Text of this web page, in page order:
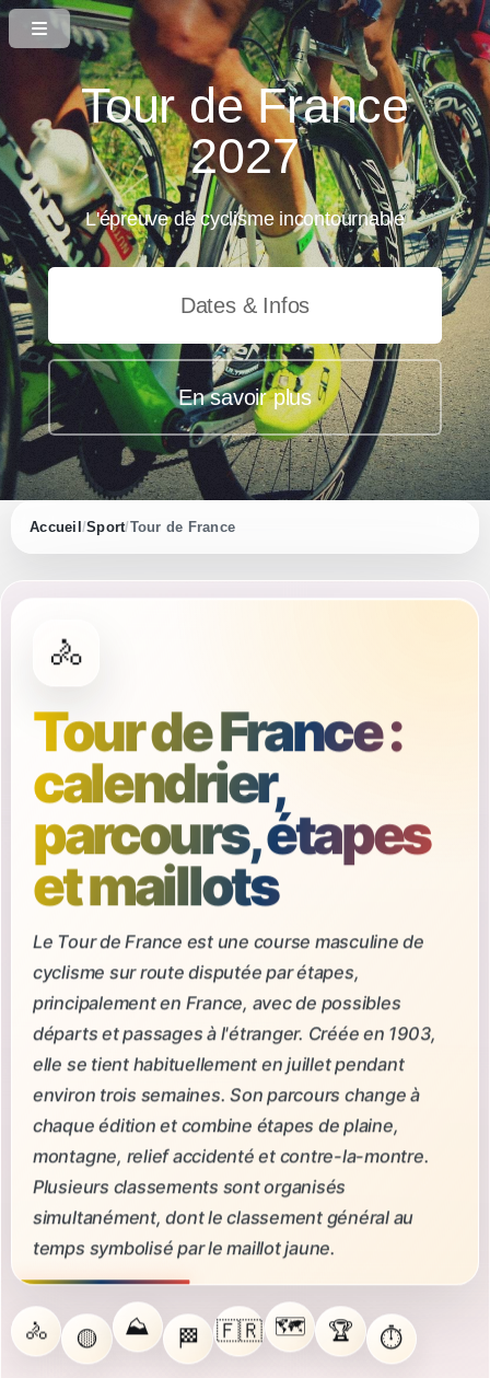
Tour de France
2027
L'épreuve de cyclisme incontournable
Dates & Infos
En savoir plus
Accueil Sport Tour de France
🚴
Tour de France :
calendrier,
parcours, étapes
et maillots
Le Tour de France est une course masculine de
cyclisme sur route disputée par étapes,
principalement en France, avec de possibles
départs et passages à l'étranger. Créée en 1903,
elle se tient habituellement en juillet pendant
environ trois semaines. Son parcours change à
chaque édition et combine étapes de plaine,
montagne, relief accidenté et contre-la-montre.
Plusieurs classements sont organisés
simultanément, dont le classement général au
temps symbolisé par le maillot jaune.
🚴 🟡 ⛰️ 🏁 🇫🇷 🗺️ 🏆 ⏱️